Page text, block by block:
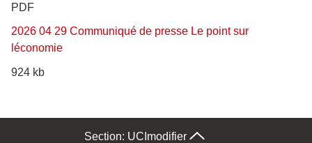
PDF
2026 04 29 Communiqué de presse Le point sur
léconomie
924 kb
Section: UCI modifier